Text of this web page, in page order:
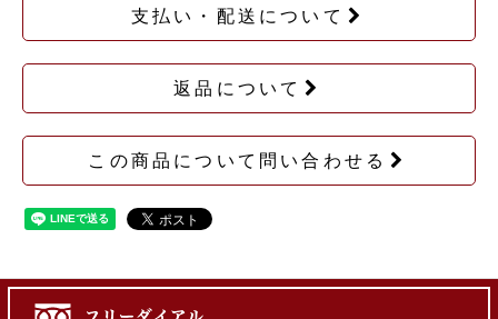
支払い・配送について
返品について
この商品について問い合わせる